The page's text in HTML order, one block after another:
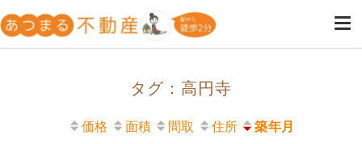
性のためのあつまる不動産
タグ：高円寺
価格 面積 間取 住所 築年月